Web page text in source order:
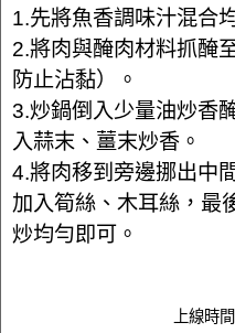
1.先將魚香調味汁混合
2.將肉與醃肉材料抓醃
防止沾黏）。
3.炒鍋倒入少量油炒香
入蒜末、薑末炒香。
4.將肉移到旁邊挪出中
加入筍絲、木耳絲，最
炒均勻即可。
上線時